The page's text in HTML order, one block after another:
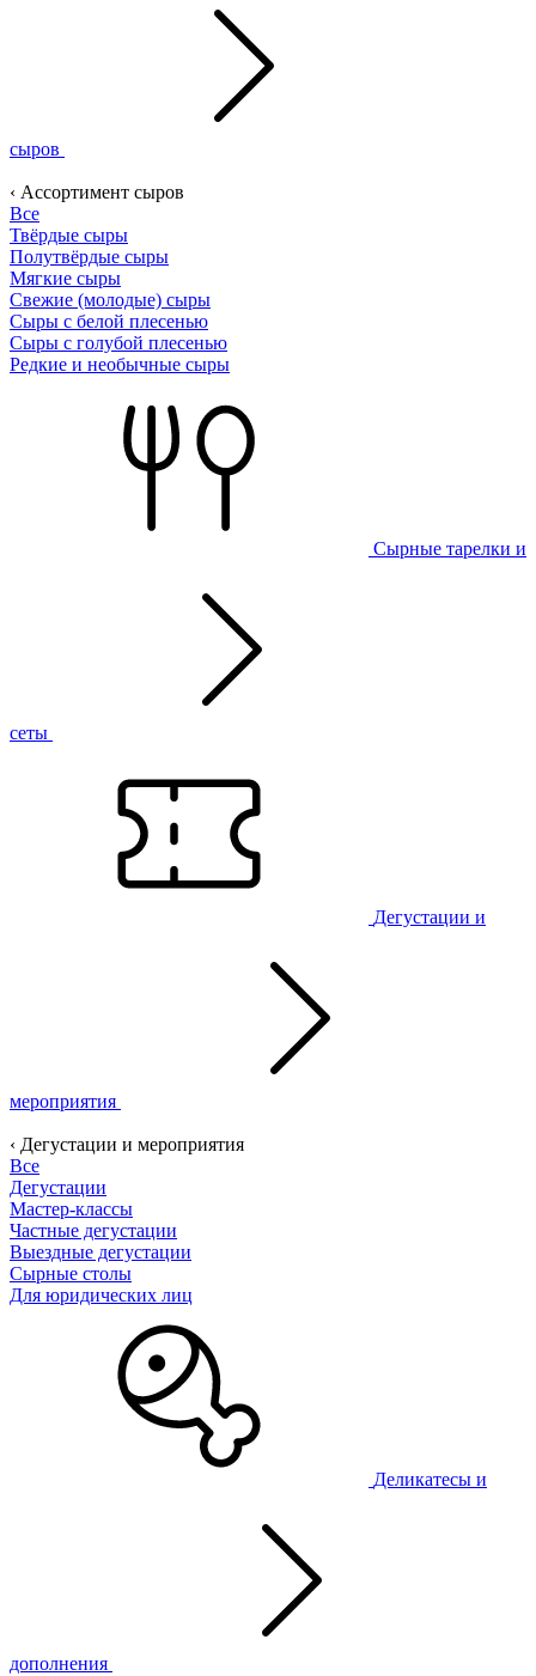
сыров
‹ Ассортимент сыров
Все
Твёрдые сыры
Полутвёрдые сыры
Мягкие сыры
Свежие (молодые) сыры
Сыры с белой плесенью
Сыры с голубой плесенью
Редкие и необычные сыры
Сырные тарелки и
сеты
Дегустации и
мероприятия
‹ Дегустации и мероприятия
Все
Дегустации
Мастер-классы
Частные дегустации
Выездные дегустации
Сырные столы
Для юридических лиц
Деликатесы и
дополнения